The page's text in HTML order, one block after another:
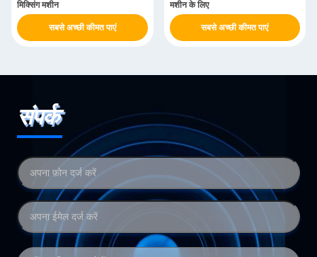
मिक्सिंग मशीन
सबसे अच्छी कीमत पाएं
मशीन के लिए
सबसे अच्छी कीमत पाएं
संपर्क